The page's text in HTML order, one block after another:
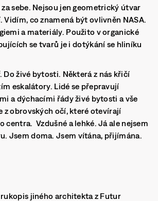
za sebe. Nejsou jen geometrický útvar
Vidím, co znamená být ovlivněn NASA.
a materiály. Použito v organické
se tvarů je i dotýkání se hliníku
Do živé bytosti. Některá z nás křičí
eskalátory. Lidé se přepravují
a dýchacími řády živé bytosti a vše
z obrovských očí, které otevírají
centra. Vzdušné a lehké. Já ale nejsem
Jsem doma. Jsem vítána, přijímána.
rukopis jiného architekta z Futur